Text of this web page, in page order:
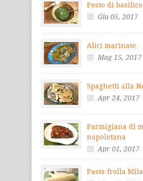
Pesto di basilico
Giu 05, 2017
Alici marinate
Mag 15, 2017
Spaghetti alla
Apr 24, 2017
Parmigiana di
napoletana
Apr 01, 2017
Pasta frolla